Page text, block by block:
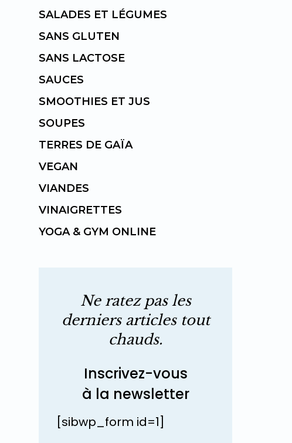
SALADES ET LÉGUMES
SANS GLUTEN
SANS LACTOSE
SAUCES
SMOOTHIES ET JUS
SOUPES
TERRES DE GAÏA
VEGAN
VIANDES
VINAIGRETTES
YOGA & GYM ONLINE
Ne ratez pas les
derniers articles tout
chauds.
Inscrivez-vous
à la newsletter
[sibwp_form id=1]